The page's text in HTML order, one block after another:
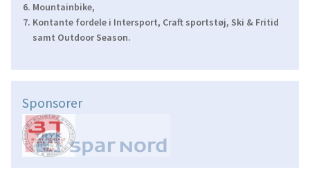
Mountainbike,
Kontante fordele i Intersport, Craft sportstøj, Ski & Fritid
samt Outdoor Season.
Sponsorer